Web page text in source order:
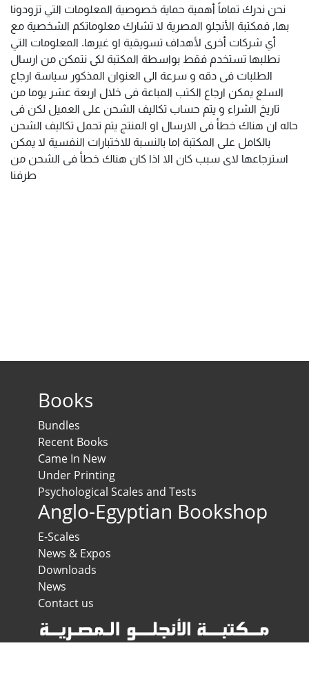
نحن ندرك تماماً أهمية حماية خصوصية المعلومات التي تزودونا
بها, فمكتبة الأنجلو المصرية لا تشارك معلوماتكم الشخصية مع
أي شركات أخرى لأهداف تسويقية او غيرها. المعلومات التي
نطلبها تستخدم فقط بواسطة المكتبة لكى نتمكن من ارسال
الطلبات فى دقه و سرعة الى العنوان المذكور سياسة ارجاع
السلع يمكن ارجاع الكتب المباعة فى خلال اربعة عشر يوما من
تاريخ الشراء و يتم حساب تكاليف الشحن على العميل لكن فى
حاله ان هناك خطأ فى الارسال او المنتج يتم تحمل تكاليف الشحن
بالكامل على المكتبة اما بالنسبة للاختبارات النفسية لا يمكن
استرجاعها لاى سبب كان الا اذا كان هناك خطأ فى الشحن من
طرفنا
Books
Bundles
Recent Books
Came In New
Under Printing
Psychological Scales and Tests
Anglo-Egyptian Bookshop
E-Scales
News & Expos
Downloads
News
Contact us